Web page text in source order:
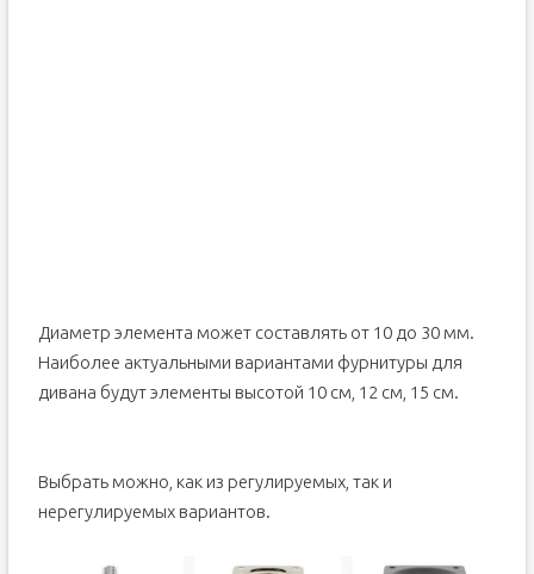
Диаметр элемента может составлять от 10 до 30 мм.
Наиболее актуальными вариантами фурнитуры для
дивана будут элементы высотой 10 см, 12 см, 15 см.
Выбрать можно, как из регулируемых, так и
нерегулируемых вариантов.